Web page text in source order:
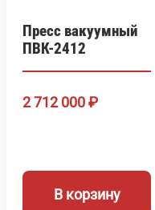
Пресс вакуумный
ПВК-2412
2 712 000₽
В корзину